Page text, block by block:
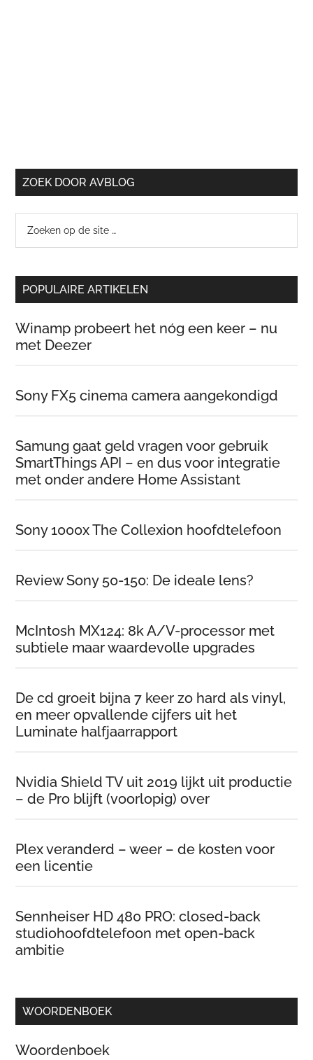
ZOEK DOOR AVBLOG
site
POPULAIRE ARTIKELEN
Winamp probeert het nóg een keer – nu
met Deezer
Sony FX5 cinema camera aangekondigd
Samung gaat geld vragen voor gebruik
SmartThings API – en dus voor integratie
met onder andere Home Assistant
Sony 1000x The Collexion hoofdtelefoon
Review Sony 50-150: De ideale lens?
McIntosh MX124: 8k A/V-processor met
subtiele maar waardevolle upgrades
De cd groeit bijna 7 keer zo hard als vinyl,
en meer opvallende cijfers uit het
Luminate halfjaarrapport
Nvidia Shield TV uit 2019 lijkt uit productie
– de Pro blijft (voorlopig) over
Plex veranderd – weer – de kosten voor
een licentie
Sennheiser HD 480 PRO: closed-back
studiohoofdtelefoon met open-back
ambitie
WOORDENBOEK
Woordenboek